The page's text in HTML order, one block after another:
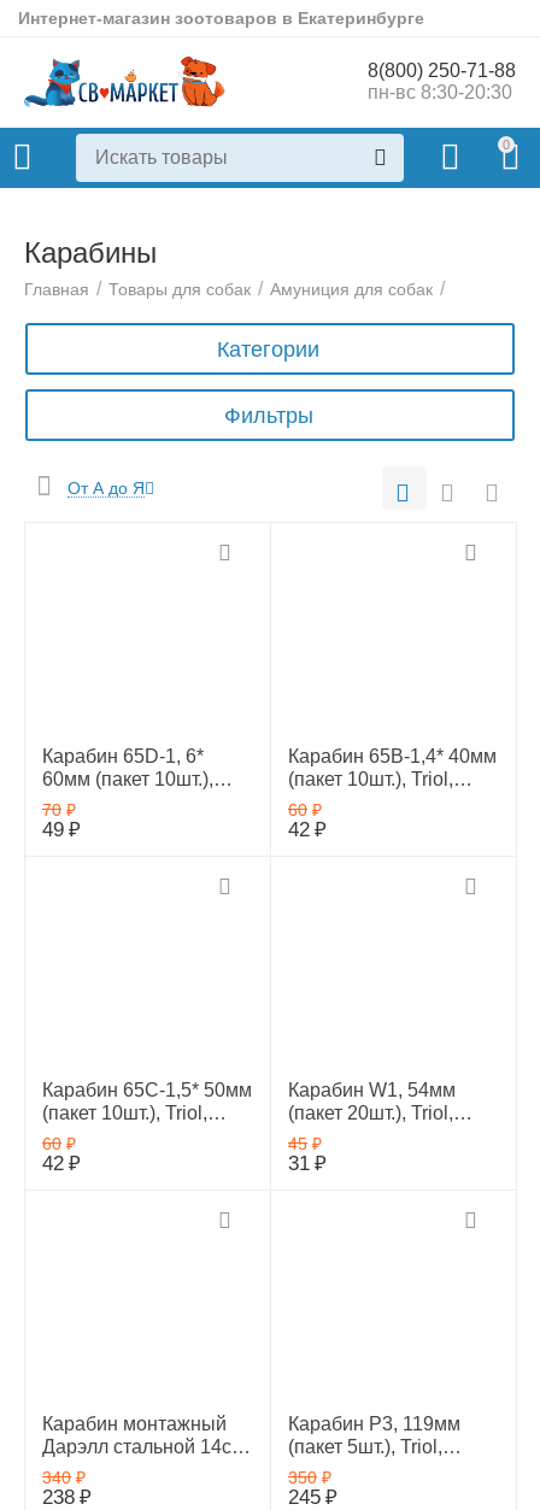
Интернет-магазин зоотоваров в Екатеринбурге
8(800) 250-71-88
пн-вс 8:30-20:30
0
Карабины
Главная / Товары для собак / Амуниция для собак /
Категории
Фильтры
От А до Я
Карабин 65D-1, 6*
60мм (пакет 10шт.),
Triol, 11621012
70 ₽
49 ₽
Карабин 65В-1,4* 40мм
(пакет 10шт.), Triol,
11621008
60 ₽
42 ₽
Карабин 65С-1,5* 50мм
(пакет 10шт.), Triol,
11621010
60 ₽
42 ₽
Карабин W1, 54мм
(пакет 20шт.), Triol,
11621037
45 ₽
31 ₽
Карабин монтажный
Дарэлл стальной 14см
(в индивидуальном
пакете), 090312пак
340 ₽
238 ₽
Карабин Р3, 119мм
(пакет 5шт.), Triol,
11621006
350 ₽
245 ₽